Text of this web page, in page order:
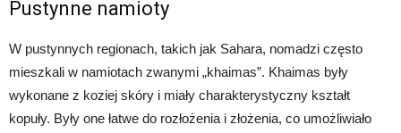
Pustynne namioty
W pustynnych regionach, takich jak Sahara, nomadzi często
mieszkali w namiotach zwanymi „khaimas”. Khaimas były
wykonane z koziej skóry i miały charakterystyczny kształt
kopuły. Były one łatwe do rozłożenia i złożenia, co umożliwiało